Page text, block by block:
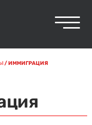
/ИММИГРАЦИЯ